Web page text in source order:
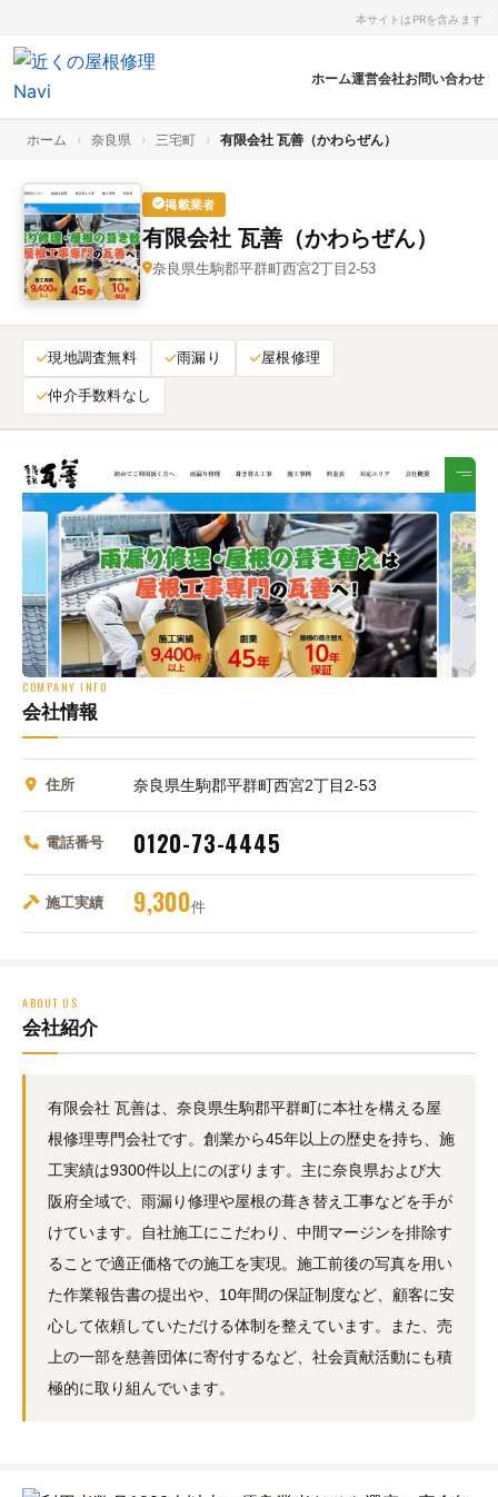
本サイトはPRを含みます
ホーム運営会社お問い合わせ
ホーム › 奈良県 › 三宅町 › 有限会社 瓦善（かわらぜん）
掲載業者
有限会社 瓦善（かわらぜん）
奈良県生駒郡平群町西宮2丁目2-53
現地調査無料 雨漏り 屋根修理
仲介手数料なし
COMPANY INFO
会社情報
住所 奈良県生駒郡平群町西宮2丁目2-53
電話番号 0120-73-4445
施工実績 9,300件
ABOUT US
会社紹介
有限会社 瓦善は、奈良県生駒郡平群町に本社を構える屋
根修理専門会社です。創業から45年以上の歴史を持ち、施
工実績は9300件以上にのぼります。主に奈良県および大
阪府全域で、雨漏り修理や屋根の葺き替え工事などを手が
けています。自社施工にこだわり、中間マージンを排除す
ることで適正価格での施工を実現。施工前後の写真を用い
た作業報告書の提出や、10年間の保証制度など、顧客に安
心して依頼していただける体制を整えています。また、売
上の一部を慈善団体に寄付するなど、社会貢献活動にも積
極的に取り組んでいます。